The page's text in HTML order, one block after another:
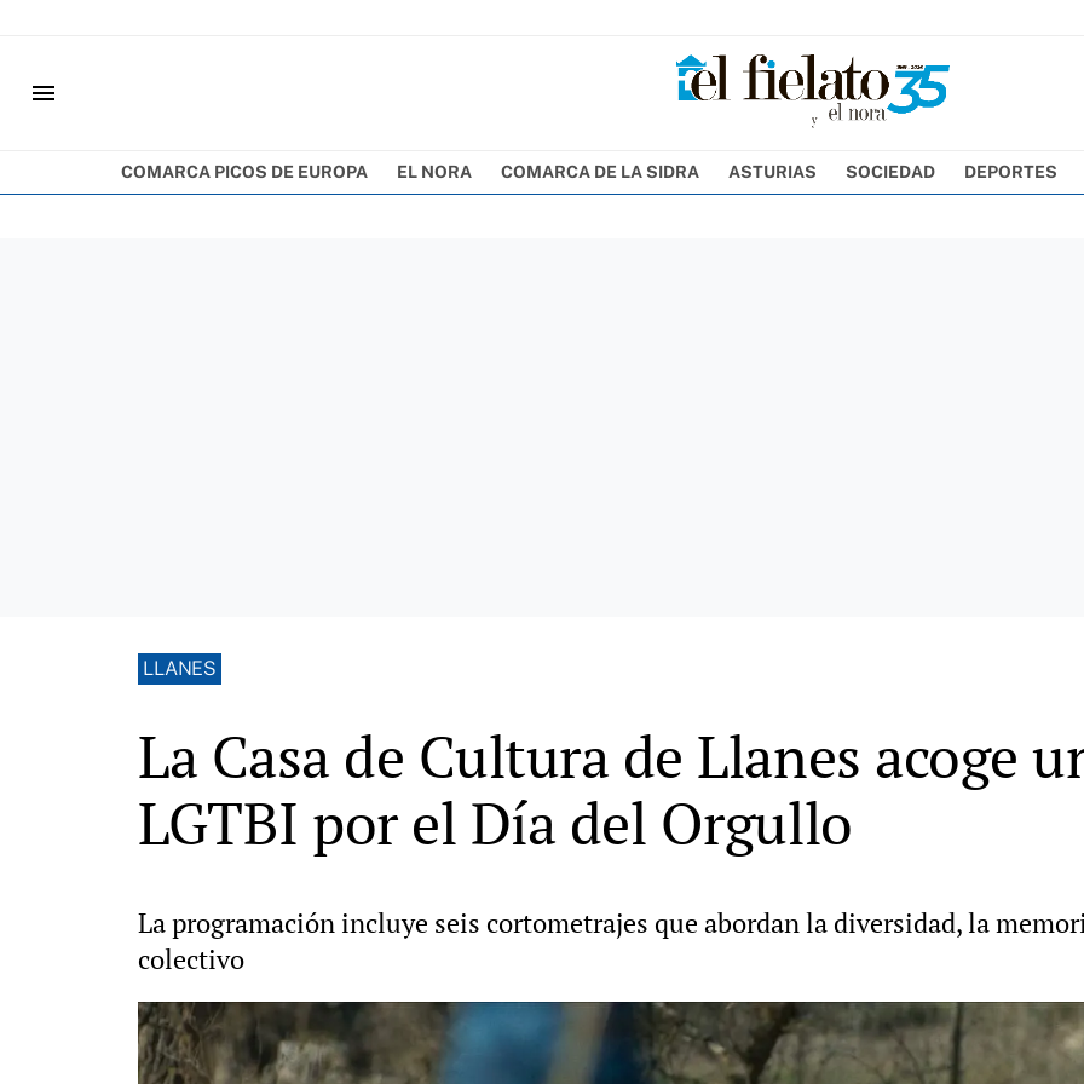
menu
COMARCA PICOS DE EUROPA EL NORA COMARCA DE LA SIDRA ASTURIAS SOCIEDAD DEPORTES
LLANES
La Casa de Cultura de Llanes acoge
LGTBI por el Día del Orgullo
La programación incluye seis cortometrajes que abordan la diversidad, la
colectivo